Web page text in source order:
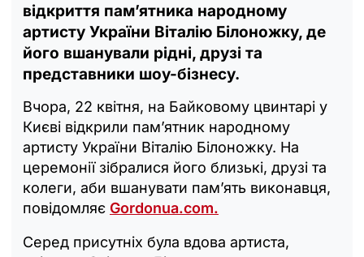
відкриття пам’ятника народному
артисту України Віталію Білоножку, де
його вшанували рідні, друзі та
представники шоу-бізнесу.
Вчора, 22 квітня, на Байковому цвинтарі у
Києві відкрили пам’ятник народному
артисту України Віталію Білоножку. На
церемонії зібралися його близькі, друзі та
колеги, аби вшанувати пам’ять виконавця,
повідомляє Gordonua.com.
Серед присутніх була вдова артиста,